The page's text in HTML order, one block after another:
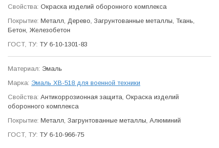
Окраска изделий оборонного ком­плекса
Металл, Дерево, Загрунтованные металлы, Ткань,
Бетон, Железобетон
ТУ 6-10-1301-83
Эмаль
Эмаль ХВ-518 для военной техники
Антикор­розионная защита, Окраска изделий
оборонного ком­плекса
Металл, Загрунтованные металлы, Алюминий
ТУ 6-10-966-75